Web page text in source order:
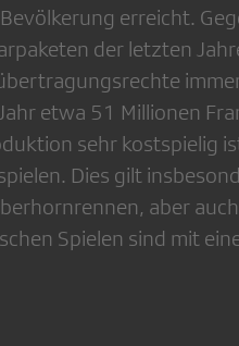
erreicht.
der letzten
etwa 51 Millionen
sehr kostspielig
Dies gilt
aber
Spielen sind mit